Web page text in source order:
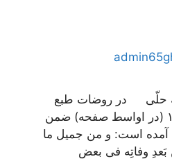
حلّی در روضات طبع
سنگی، جلد ١، صفحه ١٧٥ (در اواسط صفحه) ضمن
آمده است: و من جمیل ما
بَعدِ وفاتِه فی بعض